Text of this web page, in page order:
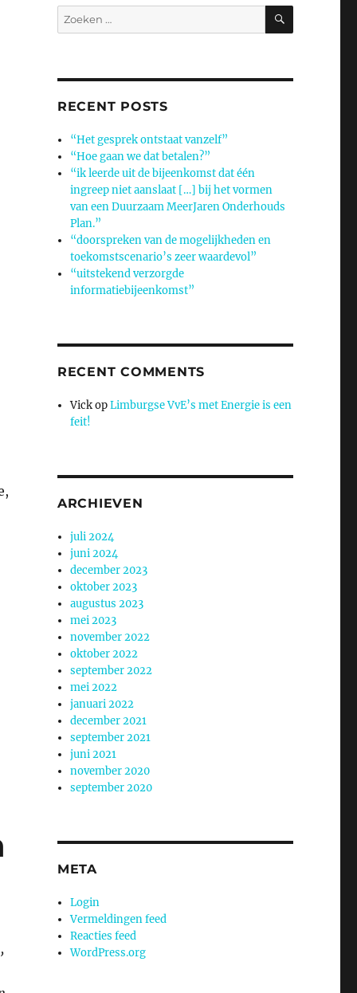
Zoeken
naar:
ZOEKEN
RECENT POSTS
“Het gesprek ontstaat vanzelf”
“Hoe gaan we dat betalen?”
“ik leerde uit de bijeenkomst dat één
ingreep niet aanslaat […] bij het vormen
van een Duurzaam MeerJaren Onderhouds
Plan.”
“doorspreken van de mogelijkheden en
toekomstscenario’s zeer waardevol”
“uitstekend verzorgde
informatiebijeenkomst”
RECENT COMMENTS
VickopLimburgse VvE’s met Energie is een
feit!
ARCHIEVEN
juli 2024
juni 2024
december 2023
oktober 2023
augustus 2023
mei 2023
november 2022
oktober 2022
september 2022
mei 2022
januari 2022
december 2021
september 2021
juni 2021
november 2020
september 2020
META
Login
Vermeldingen feed
Reacties feed
WordPress.org